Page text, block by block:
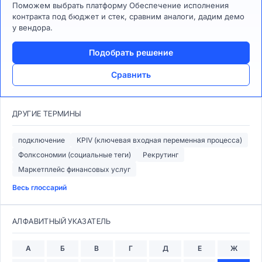
Поможем выбрать платформу Обеспечение исполнения
контракта под бюджет и стек, сравним аналоги, дадим демо
у вендора.
Подобрать решение
Сравнить
ДРУГИЕ ТЕРМИНЫ
подключение
KPIV (ключевая входная переменная процесса)
Фолксономии (социальные теги)
Рекрутинг
Маркетплейс финансовых услуг
Весь глоссарий
АЛФАВИТНЫЙ УКАЗАТЕЛЬ
А Б В Г Д Е Ж